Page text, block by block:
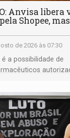
Anvisa libera
Shopee,
de 2026 às 07:30
a possibilidade de